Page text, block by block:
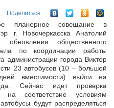
Поделиться
планерное совещание в
г. Новочеркасска Анатолий
общественного
по координации работы
администрации города Виктор
23 автобусов (10 – большой
вместимости) выйти на
Сейчас идет проверка
на соответствие условиям
будут распределяться